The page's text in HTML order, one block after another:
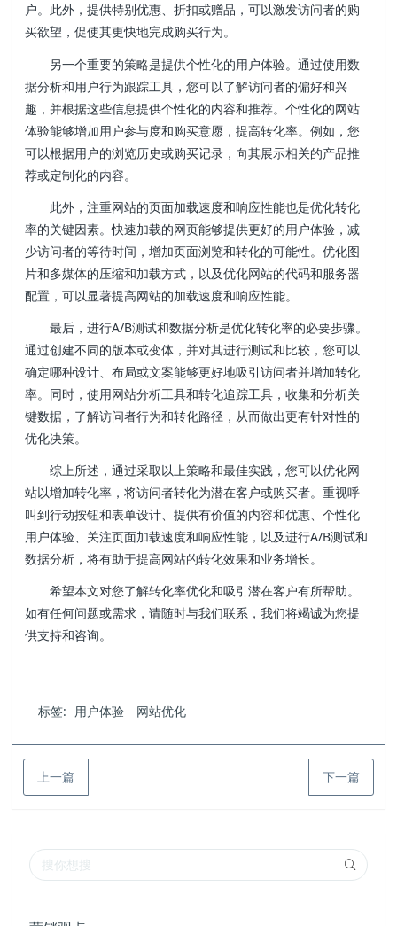
户。此外，提供特别优惠、折扣或赠品，可以激发访问者的购
买欲望，促使其更快地完成购买行为。
另一个重要的策略是提供个性化的用户体验。通过使用数
据分析和用户行为跟踪工具，您可以了解访问者的偏好和兴
趣，并根据这些信息提供个性化的内容和推荐。个性化的网站
体验能够增加用户参与度和购买意愿，提高转化率。例如，您
可以根据用户的浏览历史或购买记录，向其展示相关的产品推
荐或定制化的内容。
此外，注重网站的页面加载速度和响应性能也是优化转化
率的关键因素。快速加载的网页能够提供更好的用户体验，减
少访问者的等待时间，增加页面浏览和转化的可能性。优化图
片和多媒体的压缩和加载方式，以及优化网站的代码和服务器
配置，可以显著提高网站的加载速度和响应性能。
最后，进行A/B测试和数据分析是优化转化率的必要步骤。
通过创建不同的版本或变体，并对其进行测试和比较，您可以
确定哪种设计、布局或文案能够更好地吸引访问者并增加转化
率。同时，使用网站分析工具和转化追踪工具，收集和分析关
键数据，了解访问者行为和转化路径，从而做出更有针对性的
优化决策。
综上所述，通过采取以上策略和最佳实践，您可以优化网
站以增加转化率，将访问者转化为潜在客户或购买者。重视呼
叫到行动按钮和表单设计、提供有价值的内容和优惠、个性化
用户体验、关注页面加载速度和响应性能，以及进行A/B测试和
数据分析，将有助于提高网站的转化效果和业务增长。
希望本文对您了解转化率优化和吸引潜在客户有所帮助。
如有任何问题或需求，请随时与我们联系，我们将竭诚为您提
供支持和咨询。
标签: 用户体验 网站优化
上一篇 下一篇